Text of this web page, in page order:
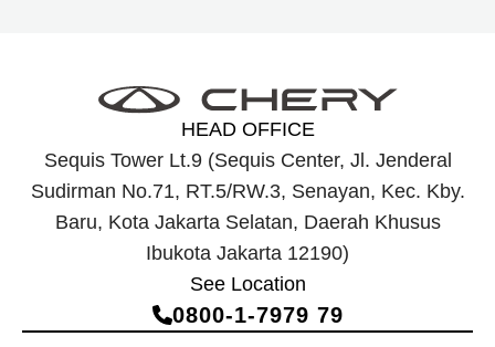
HEAD OFFICE
Sequis Tower Lt.9 (Sequis Center, Jl. Jenderal
Sudirman No.71, RT.5/RW.3, Senayan, Kec. Kby.
Baru, Kota Jakarta Selatan, Daerah Khusus
Ibukota Jakarta 12190)
See Location
0800‑1‑7979 79